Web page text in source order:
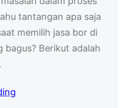
tantangan apa saja
memilih jasa bor di
bagus? Berikut adalah